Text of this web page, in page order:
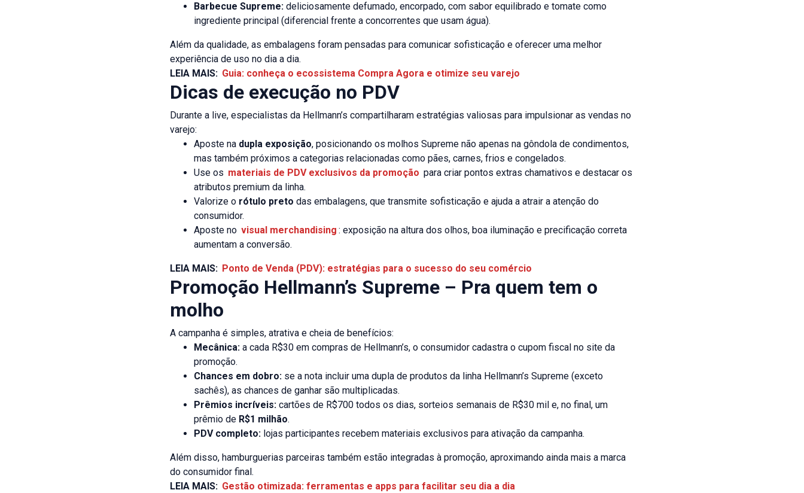
Barbecue Supreme: deliciosamente defumado, encorpado, com sabor equilibrado e tomate como
ingrediente principal (diferencial frente a concorrentes que usam água).
Além da qualidade, as embalagens foram pensadas para comunicar sofisticação e oferecer uma melhor
experiência de uso no dia a dia.
LEIA MAIS: Guia: conheça o ecossistema Compra Agora e otimize seu varejo
Dicas de execução no PDV
Durante a live, especialistas da Hellmann’s compartilharam estratégias valiosas para impulsionar as vendas no
varejo:
Aposte na dupla exposição, posicionando os molhos Supreme não apenas na gôndola de condimentos,
mas também próximos a categorias relacionadas como pães, carnes, frios e congelados.
Use os materiais de PDV exclusivos da promoção para criar pontos extras chamativos e destacar os
atributos premium da linha.
Valorize o rótulo preto das embalagens, que transmite sofisticação e ajuda a atrair a atenção do
consumidor.
Aposte no visual merchandising : exposição na altura dos olhos, boa iluminação e precificação correta
aumentam a conversão.
LEIA MAIS: Ponto de Venda (PDV): estratégias para o sucesso do seu comércio
Promoção Hellmann’s Supreme – Pra quem tem o
molho
A campanha é simples, atrativa e cheia de benefícios:
Mecânica: a cada R$30 em compras de Hellmann’s, o consumidor cadastra o cupom fiscal no site da
promoção.
Chances em dobro: se a nota incluir uma dupla de produtos da linha Hellmann’s Supreme (exceto
sachês), as chances de ganhar são multiplicadas.
Prêmios incríveis: cartões de R$700 todos os dias, sorteios semanais de R$30 mil e, no final, um
prêmio de R$1 milhão.
PDV completo: lojas participantes recebem materiais exclusivos para ativação da campanha.
Além disso, hamburguerias parceiras também estão integradas à promoção, aproximando ainda mais a marca
do consumidor final.
LEIA MAIS: Gestão otimizada: ferramentas e apps para facilitar seu dia a dia